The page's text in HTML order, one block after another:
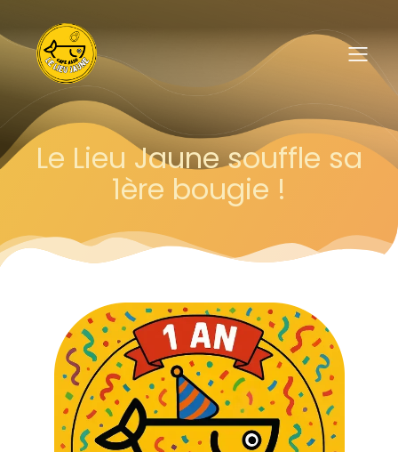
Le Lieu Jaune souffle sa
1ère bougie !